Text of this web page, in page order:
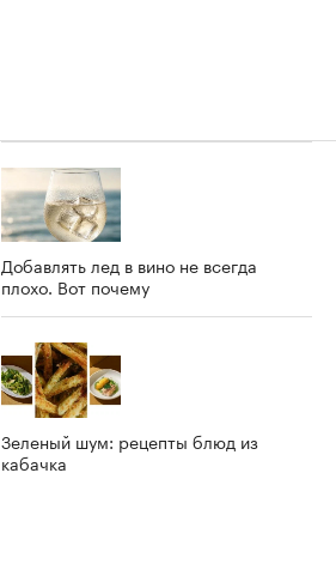
Добавлять лед в вино не всегда
плохо. Вот почему
Зеленый шум: рецепты блюд из
кабачка